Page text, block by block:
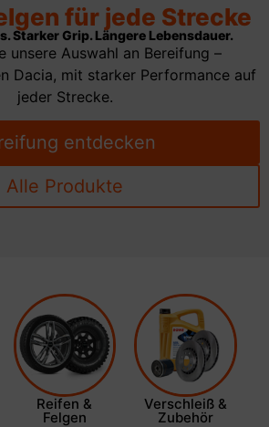
für jede Strecke
Starker Grip. Längere Lebensdauer.
unsere Auswahl an Bereifung –
Dacia, mit starker Performance auf
jeder Strecke.
entdecken
Alle Produkte
Reifen &
Felgen
Verschleiß &
Zubehör